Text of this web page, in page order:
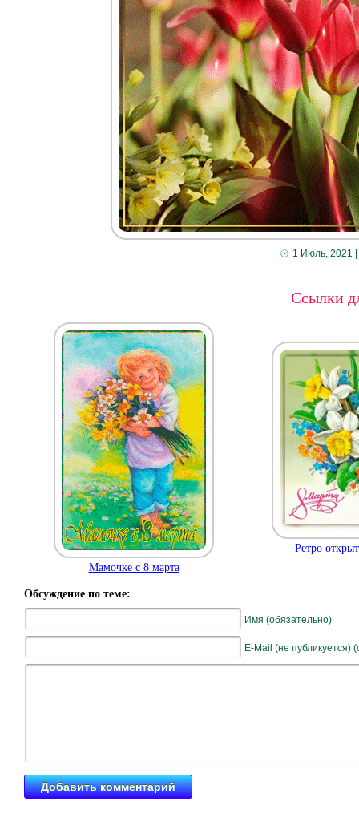
1 Июль, 2021
Ссылки
Мамочке с 8 марта
Ретро
Обсуждение по теме:
Имя (обязательно)
E-Mail (не публикуется)